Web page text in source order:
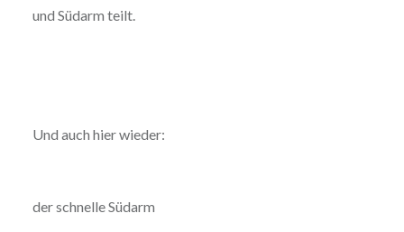
und Südarm teilt.
Und auch hier wieder:
der schnelle Südarm